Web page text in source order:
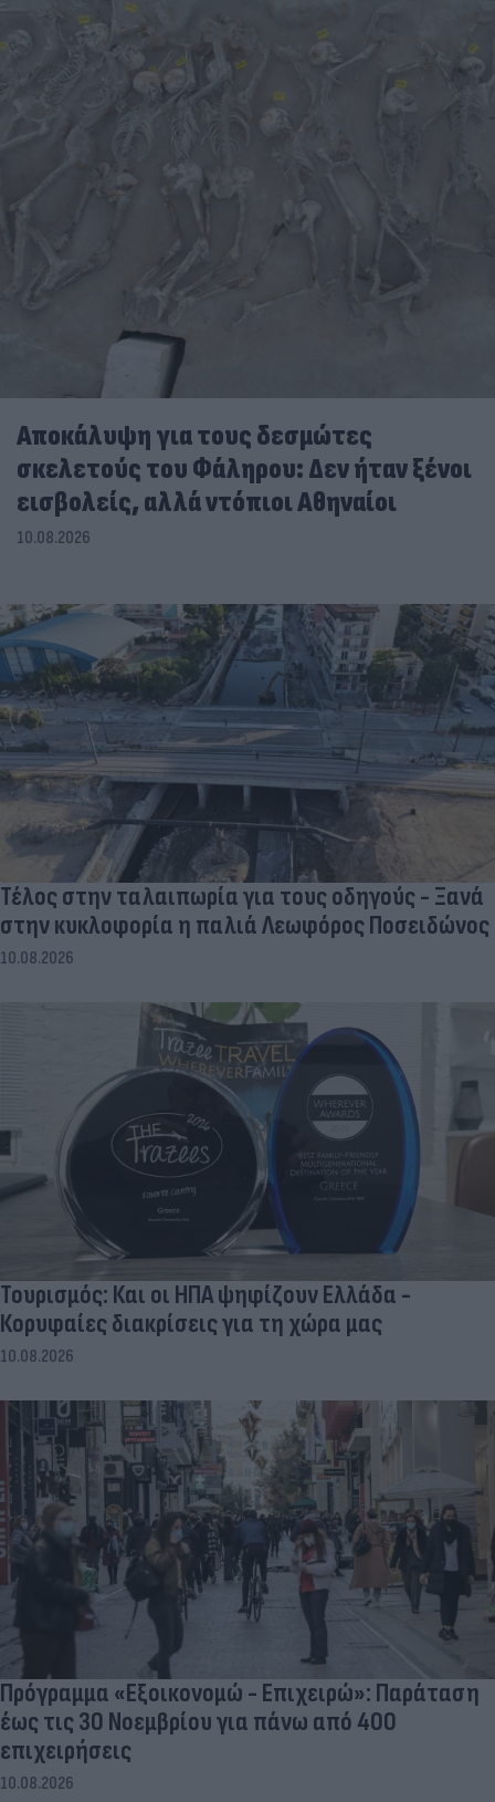
Αποκάλυψη για τους δεσμώτες
σκελετούς του Φάληρου: Δεν ήταν ξένοι
εισβολείς, αλλά ντόπιοι Αθηναίοι
10.08.2026
Τέλος στην ταλαιπωρία για τους οδηγούς - Ξανά
στην κυκλοφορία η παλιά Λεωφόρος Ποσειδώνος
10.08.2026
Τουρισμός: Και οι ΗΠΑ ψηφίζουν Ελλάδα -
Κορυφαίες διακρίσεις για τη χώρα μας
10.08.2026
Πρόγραμμα «Εξοικονομώ - Επιχειρώ»: Παράταση
έως τις 30 Νοεμβρίου για πάνω από 400
επιχειρήσεις
10.08.2026